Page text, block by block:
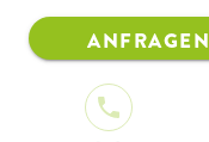
ANFRAGEN